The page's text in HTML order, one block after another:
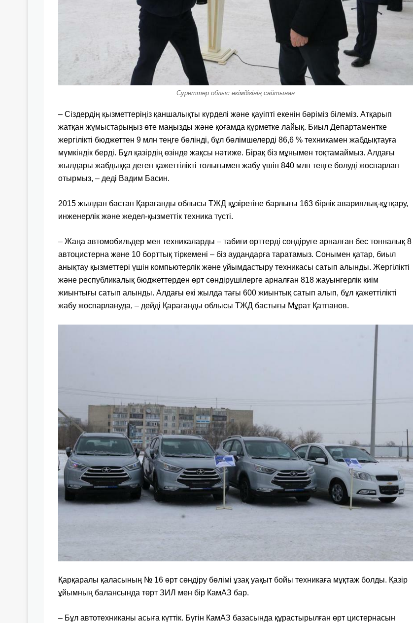
Суреттер облыс әкімдігінің сайтынан
– Сіздердің қызметтеріңіз қаншалықты күрделі және қауіпті екенін бәріміз білеміз. Атқарып
жатқан жұмыстарыңыз өте маңызды және қоғамда құрметке лайық. Биыл Департаментке
жергілікті бюджеттен 9 млн теңге бөлінді, бұл бөлімшелерді 86,6 % техникамен жабдықтауға
мүмкіндік берді. Бұл қазірдің өзінде жақсы нәтиже. Бірақ біз мұнымен тоқтамаймыз. Алдағы
жылдары жабдыққа деген қажеттілікті толығымен жабу үшін 840 млн теңге бөлуді жоспарлап
отырмыз, – деді Вадим Басин.
2015 жылдан бастап Қарағанды облысы ТЖД құзіретіне барлығы 163 бірлік авариялық-құтқару,
инженерлік және жедел-қызметтік техника түсті.
– Жаңа автомобильдер мен техникаларды – табиғи өрттерді сөндіруге арналған бес тонналық 8
автоцистерна және 10 борттық тіркемені – біз аудандарға таратамыз. Сонымен қатар, биыл
анықтау қызметтері үшін компьютерлік және ұйымдастыру техникасы сатып алынды. Жергілікті
және республикалық бюджеттерден өрт сөндірушілерге арналған 818 жауынгерлік киім
жиынтығы сатып алынды. Алдағы екі жылда тағы 600 жиынтық сатып алып, бұл қажеттілікті
жабу жоспарлануда, – дейді Қарағанды облысы ТЖД бастығы Мұрат Қатпанов.
Қарқаралы қаласының № 16 өрт сөндіру бөлімі ұзақ уақыт бойы техникаға мұқтаж болды. Қазір
ұйымның балансында төрт ЗИЛ мен бір КамАЗ бар.
– Бұл автотехниканы асыға күттік. Бүгін КамАЗ базасында құрастырылған өрт цистернасын